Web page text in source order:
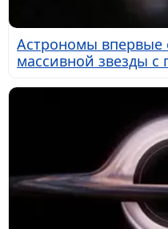
Астрономы впервые
массивной звезды с